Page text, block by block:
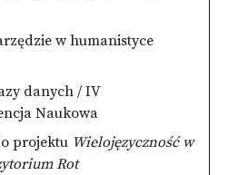
w humanistyce
danych / IV
Naukowa
projektu Wielojęzyczność w
Rot